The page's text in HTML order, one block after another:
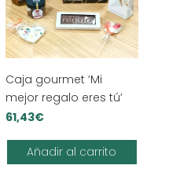
Caja gourmet ‘Mi
mejor regalo eres tú’
61,43€
Añadir al carrito